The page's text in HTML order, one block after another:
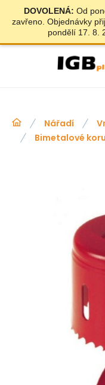
DOVOLENÁ: Od
zavřeno. Objednávky
pondělí 17. 8.
Nářadí
Bimetalové